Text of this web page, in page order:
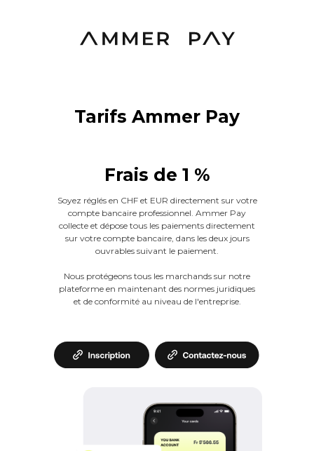
Tarifs Ammer Pay
Frais de 1 %
Soyez réglés en CHF et EUR directement sur votre
compte bancaire professionnel. Ammer Pay
collecte et dépose tous les paiements directement
sur votre compte bancaire, dans les deux jours
ouvrables suivant le paiement.
Nous protégeons tous les marchands sur notre
plateforme en maintenant des normes juridiques
et de conformité au niveau de l'entreprise.